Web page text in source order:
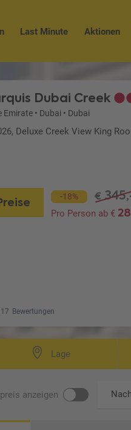
Last Minute Aktionen
Dubai Creek
Emirate • Dubai • Dubai
Deluxe Creek View King
-18% €
Pro Person ab €
17 Bewertungen
Lage
anzeigen